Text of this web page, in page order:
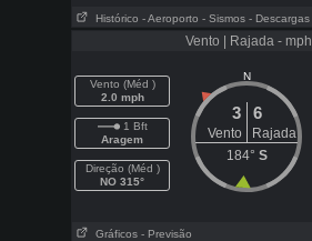
Histórico - Aeroporto - Sismos - Descargas
Vento | Rajada - mph
Vento (Méd )
2.0 mph
1 Bft
Aragem
Direção (Méd )
NO 315°
N
3 6
Vento
Rajada
184° S
Gráficos - Previsão